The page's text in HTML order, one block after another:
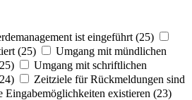
ist eingeführt (25)
(25)
Umgang mit mündlichen
Umgang mit schriftlichen
Zeitziele für Rückmeldungen sind
Eingabemöglichkeiten existieren (23)